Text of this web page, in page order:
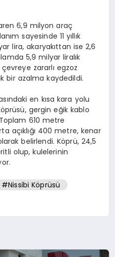
6,9 milyon araç
sayesinde 11 yıllık
lira, akaryakıttan ise 2,6
5,9 milyar liralık
zararlı egzoz
bir azalma kaydedildi.
en kısa kara yolu
gergin eğik kablo
610 metre
açıklığı 400 metre, kenar
belirlendi. Köprü, 24,5
olup, kulelerinin
#Nissibi Köprüsü